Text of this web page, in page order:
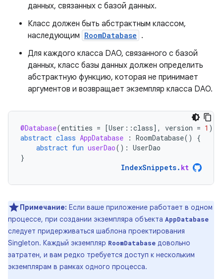
данных, связанных с базой данных.
Класс должен быть абстрактным классом,
наследующим RoomDatabase .
Для каждого класса DAO, связанного с базой
данных, класс базы данных должен определить
абстрактную функцию, которая не принимает
аргументов и возвращает экземпляр класса DAO.
@Database(entities = [User ::class] , version = 1 )
abstract class AppDatabase : RoomDatabase()
{
abstract fun userDao(): UserDao
}
IndexSnippets. kt
Примечание: Если ваше приложение работает в одном
процессе, при создании экземпляра объекта AppDatabase
следует придерживаться шаблона проектирования
Singleton. Каждый экземпляр RoomDatabase довольно
затратен, и вам редко требуется доступ к нескольким
экземплярам в рамках одного процесса.